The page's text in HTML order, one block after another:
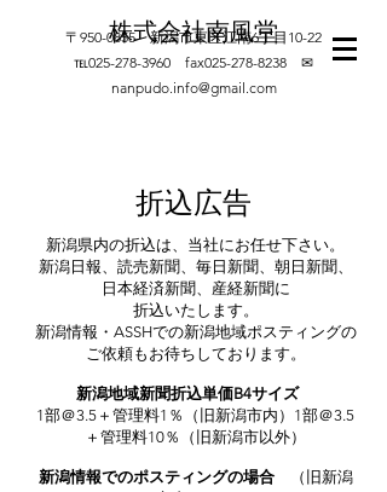
株式会社南風堂
​〒950-0855 新潟市東区江南6丁目10-22
℡025-278-3960 fax025-278-8238 ✉
nanpudo.info@gmail.com
折込広告
新潟県内の折込は、当社にお任せ下さい。
新潟日報、読売新聞、毎日新聞、朝日新聞、
日本経済新聞、産経新聞に
折込いたします。
​新潟情報・ASSHでの新潟地域ポスティングの
ご依頼もお待ちしております。
新潟地域新聞折込単価B4サイズ
1部＠3.5＋管理料1％（旧新潟市内）1部＠3.5
＋管理料10％（旧新潟市以外）
新潟情報でのポスティングの場合（旧新潟